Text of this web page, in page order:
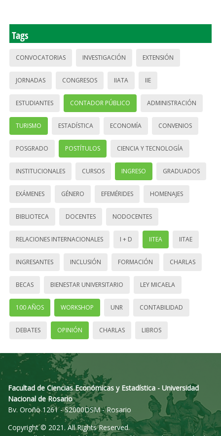
Tags
CONVOCATORIAS INVESTIGACIÓN EXTENSIÓN
JORNADAS CONGRESOS IIATA IIE
ESTUDIANTES CONTADOR PÚBLICO ADMINISTRACIÓN
TURISMO ESTADÍSTICA ECONOMÍA CONVENIOS
POSGRADO POSTÍTULOS CIENCIA Y TECNOLOGÍA
INSTITUCIONALES CURSOS INGRESO GRADUADOS
EXÁMENES GÉNERO EFEMÉRIDES HOMENAJES
BIBLIOTECA DOCENTES NODOCENTES
RELACIONES INTERNACIONALES I + D IITEA IITAE
INGRESANTES INCLUSIÓN FORMACIÓN CHARLAS
BECAS BIENESTAR UNIVERSITARIO LEY MICAELA
100 AÑOS WORKSHOP UNR CONTABILIDAD
DEBATES OPINIÓN CHARLAS LIBROS
Facultad de Ciencias Económicas y Estadística - Universidad
Nacional de Rosario
Bv. Oroño 1261 - S2000DSM - Rosario
Copyright © 2021. All Rights Reserved.